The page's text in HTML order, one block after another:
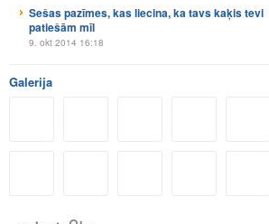
Sešas pazīmes, kas liecina, ka tavs kaķis tevi
patiešām mīl
9. okt 2014 16:18
Galerija